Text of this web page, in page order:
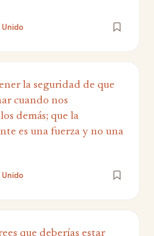
la seguridad de que
cuando nos
demás; que la
es una fuerza y no una
que deberías estar